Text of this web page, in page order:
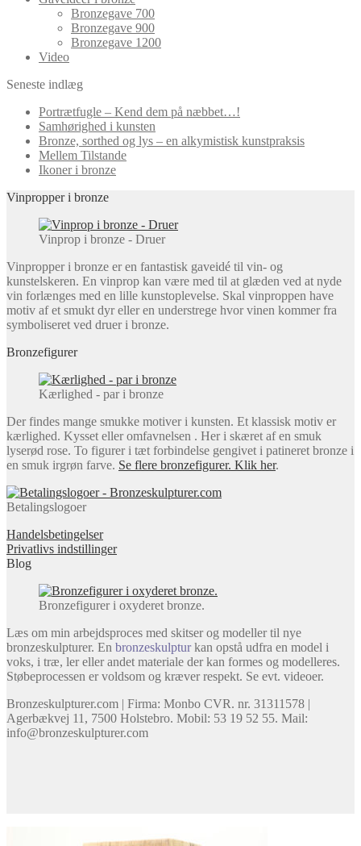
Bronzegave 700
Bronzegave 900
Bronzegave 1200
Video
Seneste indlæg
Portrætfugle – Kend dem på næbbet…!
Samhørighed i kunsten
Bronze, sorthed og lys – en alkymistisk kunstpraksis
Mellem Tilstande
Ikoner i bronze
Vinpropper i bronze
Vinprop i bronze - Druer
Vinpropper i bronze er en fantastisk gaveidé til vin- og
kunstelskeren. En vinprop kan være med til at glæden ved at nyde
vin forlænges med en lille kunstoplevelse. Skal vinproppen have
motiv af et smukt dyr eller en understrege hvor vinen kommer fra
symboliseret ved druer i bronze.
Bronzefigurer
Kærlighed - par i bronze
Der findes mange smukke motiver i kunsten. Et klassisk motiv er
kærlighed. Kysset eller omfavnelsen . Her i skæret af en smuk
lyserød rose. To figurer i tæt forbindelse gengivet i patineret bronze i
en smuk irgrøn farve. Se flere bronzefigurer. Klik her.
Betalingslogoer
Handelsbetingelser
Privatlivs indstillinger
Blog
Bronzefigurer i oxyderet bronze.
Læs om min arbejdsproces med skitser og modeller til nye
bronzeskulpturer. En bronzeskulpturkan opstå udfra en model i
voks, i træ, ler eller andet materiale der kan formes og modelleres.
Støbeprocessen er voldsom og kræver respekt. Se evt. videoer.
Bronzeskulpturer.com | Firma: Monbo CVR. nr. 31311578 |
Agerbækvej 11, 7500 Holstebro. Mobil: 53 19 52 55. Mail:
info@bronzeskulpturer.com